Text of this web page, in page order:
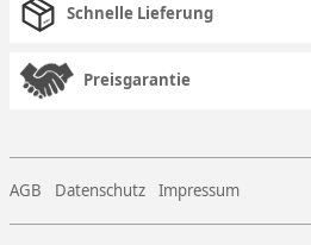
Schnelle Lieferung
Preisgarantie
AGB Datenschutz Impressum